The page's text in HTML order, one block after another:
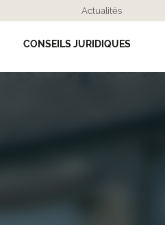
Actualités
CONSEILS JURIDIQUES